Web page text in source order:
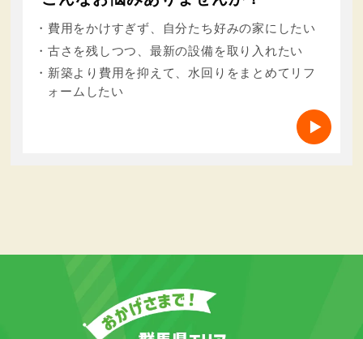
・費用をかけすぎず、自分たち好みの家にしたい
・古さを残しつつ、最新の設備を取り入れたい
・新築より費用を抑えて、水回りをまとめてリフ
ォームしたい